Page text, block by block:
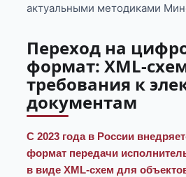
актуальными методиками
Переход на
формат: XML-
требования к
документам
С 2023 года в России
формат передачи
в виде XML-схем для